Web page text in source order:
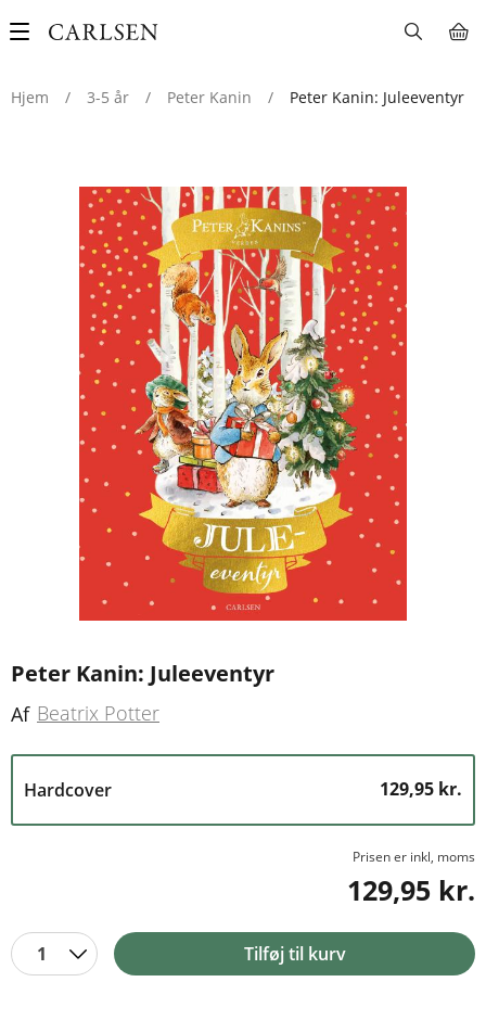
Main
Hjem
/ 3-5 år / Peter Kanin / Peter Kanin: Juleeventyr
Peter Kanin: Juleeventyr
Af Beatrix Potter
Hardcover 129,95 kr.
Prisen er inkl, moms
129,95 kr.
1 Tilføj til kurv